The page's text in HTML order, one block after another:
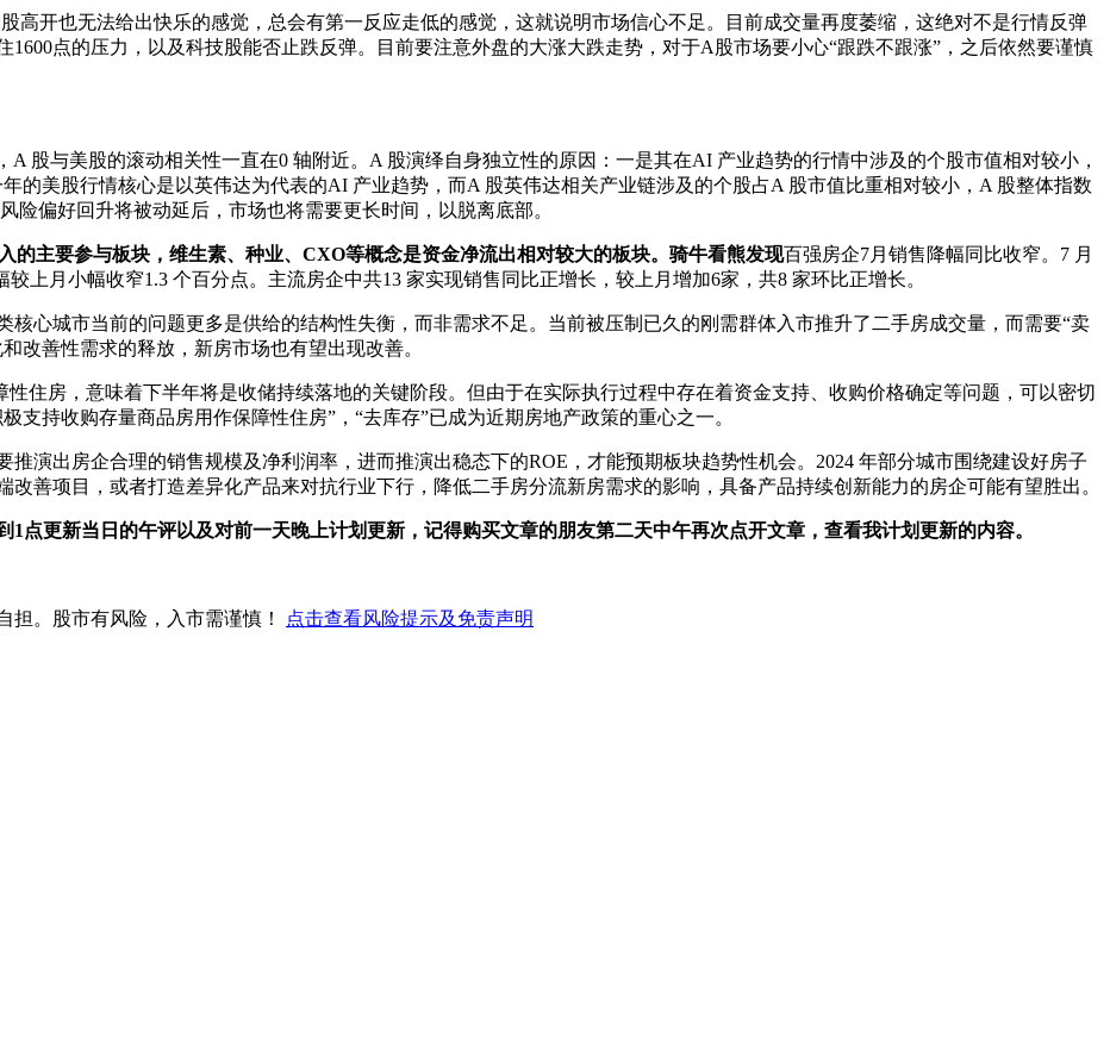
高开也无法给出快乐的感觉，总会有第一反应走低的感觉，这就说明市场信心不足。目前成交量再度萎缩，这绝对不是行情反弹
点的压力，以及科技股能否止跌反弹。目前要注意外盘的大涨大跌走势，对于A股市场要小心“跟跌不跟涨”，之后依然要谨慎
股与美股的滚动相关性一直在0 轴附近。A 股演绎自身独立性的原因：一是其在AI 产业趋势的行情中涉及的个股市值相对较小，
的美股行情核心是以英伟达为代表的AI 产业趋势，而A 股英伟达相关产业链涉及的个股占A 股市值比重相对较小，A 股整体指数
偏好回升将被动延后，市场也将需要更长时间，以脱离底部。
主要参与板块，维生素、种业、CXO等概念是资金净流出相对较大的板块。骑牛看熊发现百强房企7月销售降幅同比收窄。7 月
上月小幅收窄1.3 个百分点。主流房企中共13 家实现销售同比正增长，较上月增加6家，共8 家环比正增长。
心城市当前的问题更多是供给的结构性失衡，而非需求不足。当前被压制已久的刚需群体入市推升了二手房成交量，而需要“卖
改善性需求的释放，新房市场也有望出现改善。
住房，意味着下半年将是收储持续落地的关键阶段。但由于在实际执行过程中存在着资金支持、收购价格确定等问题，可以密切
支持收购存量商品房用作保障性住房”，“去库存”已成为近期房地产政策的重心之一。
演出房企合理的销售规模及净利润率，进而推演出稳态下的ROE，才能预期板块趋势性机会。2024 年部分城市围绕建设好房子
善项目，或者打造差异化产品来对抗行业下行，降低二手房分流新房需求的影响，具备产品持续创新能力的房企可能有望胜出。
1点更新当日的午评以及对前一天晚上计划更新，记得购买文章的朋友第二天中午再次点开文章，查看我计划更新的内容。
担。股市有风险，入市需谨慎！ 点击查看风险提示及免责声明